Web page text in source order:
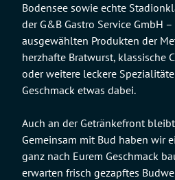
Bodensee sowie echte
der G&B Gastro Service GmbH
ausgewählten Produkten der
herzhafte Bratwurst, klassische
oder weitere leckere
Geschmack etwas dabei.
Auch an der Getränkefront
Gemeinsam mit Bud haben wir
ganz nach Eurem Geschmack
erwarten frisch gezapftes